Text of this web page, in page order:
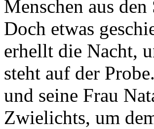
Menschen aus
Doch etwas
erhellt die Nacht,
steht auf der
und seine Frau
Zwielichts, um